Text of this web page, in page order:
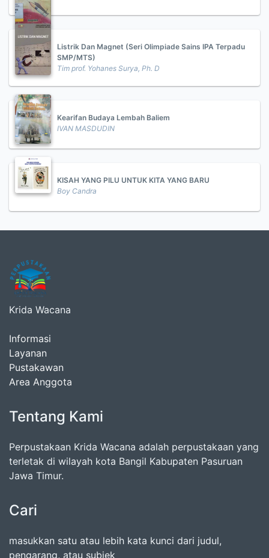
Listrik Dan Magnet (Seri Olimpiade Sains IPA Terpadu
SMP/MTS)
Tim prof. Yohanes Surya, Ph. D
Kearifan Budaya Lembah Baliem
IVAN MASDUDIN
KISAH YANG PILU UNTUK KITA YANG BARU
Boy Candra
Krida Wacana
Informasi
Layanan
Pustakawan
Area Anggota
Tentang Kami
Perpustakaan Krida Wacana adalah perpustakaan yang
terletak di wilayah kota Bangil Kabupaten Pasuruan
Jawa Timur.
Cari
masukkan satu atau lebih kata kunci dari judul,
pengarang, atau subjek